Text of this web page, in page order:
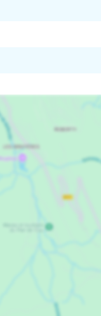
verlenen,
en badkamer,